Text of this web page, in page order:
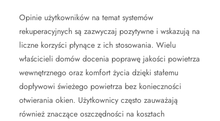
Opinie użytkowników na temat systemów
rekuperacyjnych są zazwyczaj pozytywne i wskazują na
liczne korzyści płynące z ich stosowania. Wielu
właścicieli domów docenia poprawę jakości powietrza
wewnętrznego oraz komfort życia dzięki stałemu
dopływowi świeżego powietrza bez konieczności
otwierania okien. Użytkownicy często zauważają
również znaczące oszczędności na kosztach